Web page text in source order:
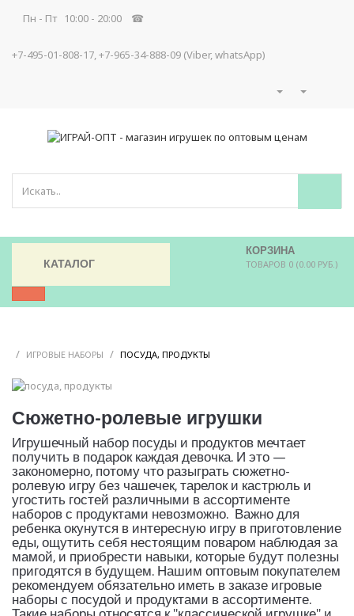
Пн - Пт 10:00 - 20:00 ☎
+7-495-01-808-17, +7-965-34-888-09 (Viber, whatsApp)
КОРЗИНА
ТОВАРОВ 0 (0.00 РУБ.)
КАТАЛОГ
/ ИГРОВЫЕ НАБОРЫ / ПОСУДА, ПРОДУКТЫ
Сюжетно-ролевые игрушки
Игрушечный набор посуды и продуктов мечтает
получить в подарок каждая девочка. И это —
закономерно, потому что разыграть сюжетно-
ролевую игру без чашечек, тарелок и кастрюль и
угостить гостей различными в ассортименте
наборов с продуктами невозможно. Важно для
ребенка окунутся в интересную игру в приготовление
еды, ощутить себя нестоящим поваром наблюдая за
мамой, и приобрести навыки, которые будут полезны
пригодятся в будущем. Нашим оптовым покупателем
рекомендуем обязательно иметь в заказе игровые
наборы с посудой и продуктами в ассортименте.